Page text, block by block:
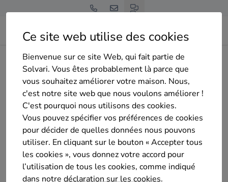
Ce site web utilise des cookies
Bienvenue sur ce site Web, qui fait partie de
Solvari. Vous êtes probablement là parce que
vous souhaitez améliorer votre maison. Nous,
c'est notre site web que nous voulons améliorer !
C'est pourquoi nous utilisons des cookies.
Vous pouvez spécifier vos préférences de cookies
pour décider de quelles données nous pouvons
utiliser. En cliquant sur le bouton « Accepter tous
les cookies », vous donnez votre accord pour
l’utilisation de tous les cookies, comme indiqué
dans notre déclaration sur les cookies.
Page d'accueil Aperçu des entreprises ART&DECOR SPRL
ART&DECOR SPRL
Pas encore d'évaluation
Wathier Braine